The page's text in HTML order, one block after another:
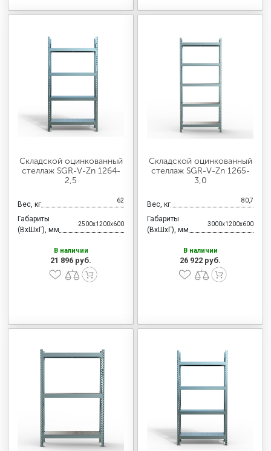
Складской оцинкованный
стеллаж SGR-V-Zn 1264-
2,5
Вес, кг 62
Габариты
(ВхШхГ), мм
2500x1200x600
В наличии
21 896 руб.
Складской оцинкованный
стеллаж SGR-V-Zn 1265-
3,0
Вес, кг 80,7
Габариты
(ВхШхГ), мм
3000x1200x600
В наличии
26 922 руб.